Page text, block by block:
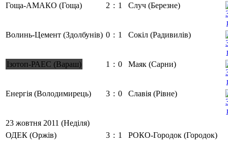
Гоща-АМАКО (Гоща)
2 : 1 Случ (Березне)
Волинь-Цемент (Здолбунів) 0 : 1 Сокіл (Радивилів)
Ізотоп-РАЕС (Вараш) 1 : 0 Маяк (Сарни)
Енергія (Володимирець) 3 : 0 Славія (Рівне)
23 жовтня 2011 (Неділя)
ОДЕК (Оржів)
3 : 1
РОКО-Городок (Городок)